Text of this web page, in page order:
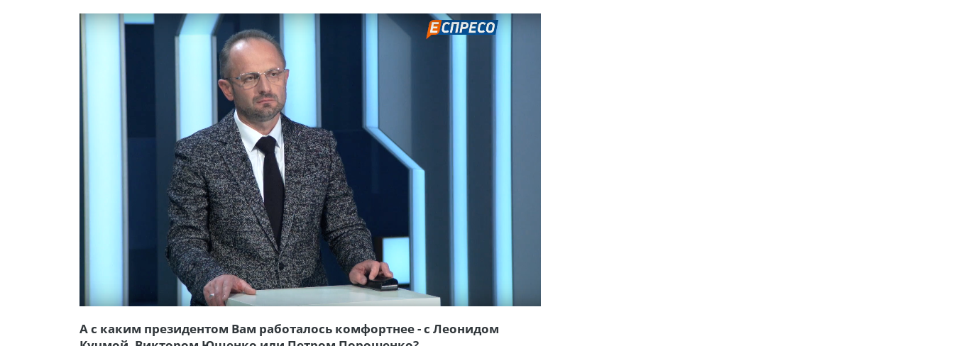
А с каким президентом Вам работалось комфортнее - с Леонидом